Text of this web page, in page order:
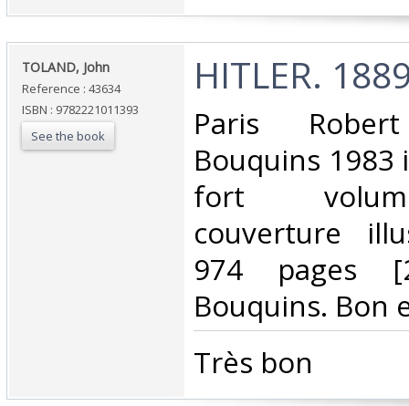
‎TOLAND, John ‎
Reference : 43634
ISBN : 9782221011393
See the book
‎HITLER.
‎Paris
Bouquins 1983
fort
couverture
974 pages
Bouquins. Bon
‎Très bon ‎